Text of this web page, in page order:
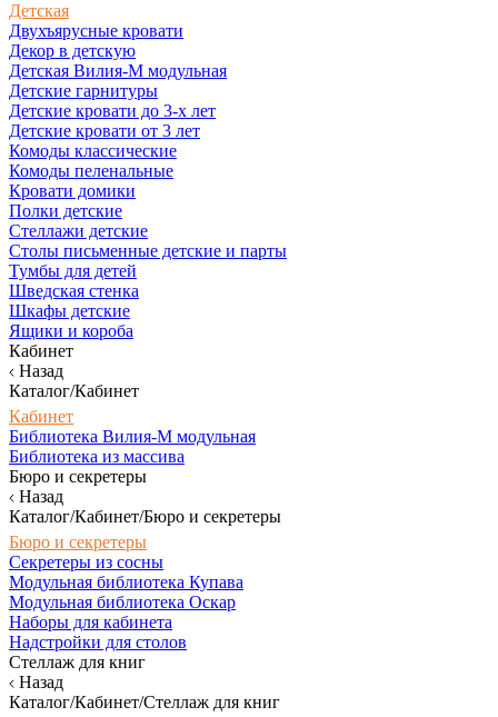
Детская
Двухъярусные кровати
Декор в детскую
Детская Вилия-М модульная
Детские гарнитуры
Детские кровати до 3-х лет
Детские кровати от 3 лет
Комоды классические
Комоды пеленальные
Кровати домики
Полки детские
Стеллажи детские
Столы письменные детские и парты
Тумбы для детей
Шведская стенка
Шкафы детские
Ящики и короба
Кабинет
Назад
Каталог/Кабинет
Кабинет
Библиотека Вилия-М модульная
Библиотека из массива
Бюро и секретеры
Назад
Каталог/Кабинет/Бюро и секретеры
Бюро и секретеры
Секретеры из сосны
Модульная библиотека Купава
Модульная библиотека Оскар
Наборы для кабинета
Надстройки для столов
Стеллаж для книг
Назад
Каталог/Кабинет/Стеллаж для книг